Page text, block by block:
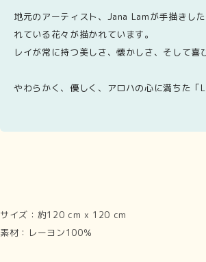
地元のアーティスト、Jana Lamが手描きし
れている花々が描かれています。
レイが常に持つ美しさ、懐かしさ、そして喜
やわらかく、優しく、アロハの心に満ちた
サイズ：約120 cm x 120 cm
素材：レーヨン100％